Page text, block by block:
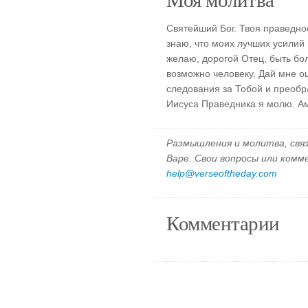
Святейший Бог. Твоя
знаю, что моих лучших усилий
желаю, дорогой Отец, быть
возможно человеку. Дай мне
следования за Тобой и
Иисуса Праведника я молю.
Размышления и молитва,
Варе. Свои вопросы или
help@verseoftheday.com
Комментарии